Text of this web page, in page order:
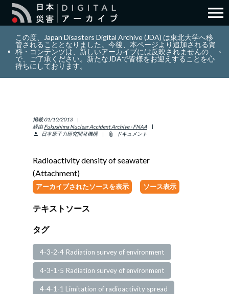
search 検索
layers コレクション
info_outline リソース
ENGLISH 日本語
menu
この度、Japan Disasters Digital Archive (JDA) は東北大学へ移
管されることとなりました。今後、本ページより追加される資
料・コンテンツは、新しいアーカイブには反映されませんの
で、ご了承ください。新たなJDAで皆様をお迎えすることを心
待ちにしております。
掲載 01/10/2013
経由 Fukushima Nuclear Accident Archive - FNAA
person
日本原子力研究開発機構 attach_file ドキュメント
Radioactivity density of seawater
(Attachment)
アーカイブされたソースを表示 ソース表示
テキストソース
タグ
4-3-2-4 Radiation survey of environment
4-3-1-5 Radiation survey of environment
4-4-1-1 Limitation of radioactivity spread